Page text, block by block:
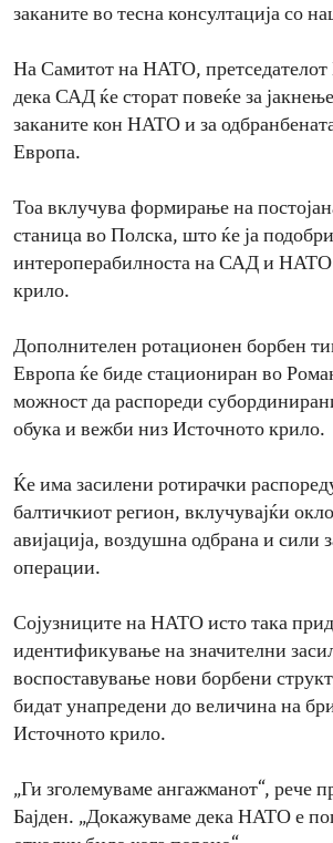
заканите во тесна консултација со
На Самитот на НАТО, претседателот
дека САД ќе сторат повеќе за
заканите кон НАТО и за
Европа.
Тоа вклучува формирање на
станица во Полска, што ќе ја подобри
интероперабилноста на САД и
крило.
Дополнителен ротационен борбен
Европа ќе биде стациониран во
можност да распореди
обука и вежби низ Источното крило.
Ќе има засилени ротирачки
балтичкиот регион, вклучувајќи
авијација, воздушна одбрана и сили
операции.
Сојузниците на НАТО исто така
идентификување на значителни
воспоставување нови борбени
бидат унапредени до величина на
Источното крило.
„Ги зголемуваме ангажманот“, рече
Бајден. „Докажуваме дека НАТО е